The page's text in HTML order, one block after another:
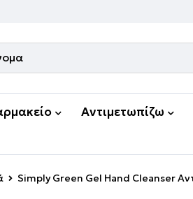
Αντιμετωπίζω
Simply Green Gel Hand Cleanser